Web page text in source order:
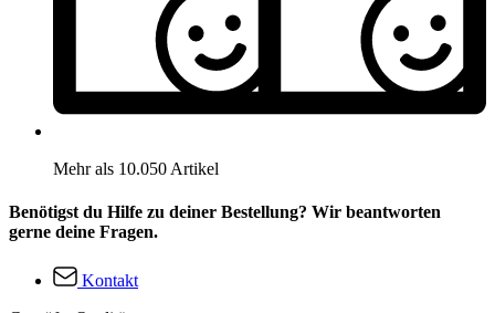
Mehr als 10.050 Artikel
Benötigst du Hilfe zu deiner Bestellung? Wir beantworten
gerne deine Fragen.
Kontakt